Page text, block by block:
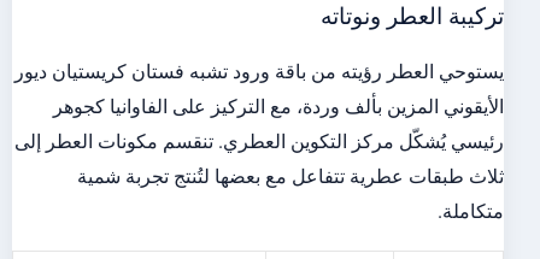
تركيبة العطر ونوتاته
يستوحي العطر رؤيته من باقة ورود تشبه فستان كريستيان ديور
الأيقوني المزين بألف وردة، مع التركيز على الفاوانيا كجوهر
رئيسي يُشكّل مركز التكوين العطري. تنقسم مكونات العطر إلى
ثلاث طبقات عطرية تتفاعل مع بعضها لتُنتج تجربة شمية
متكاملة.